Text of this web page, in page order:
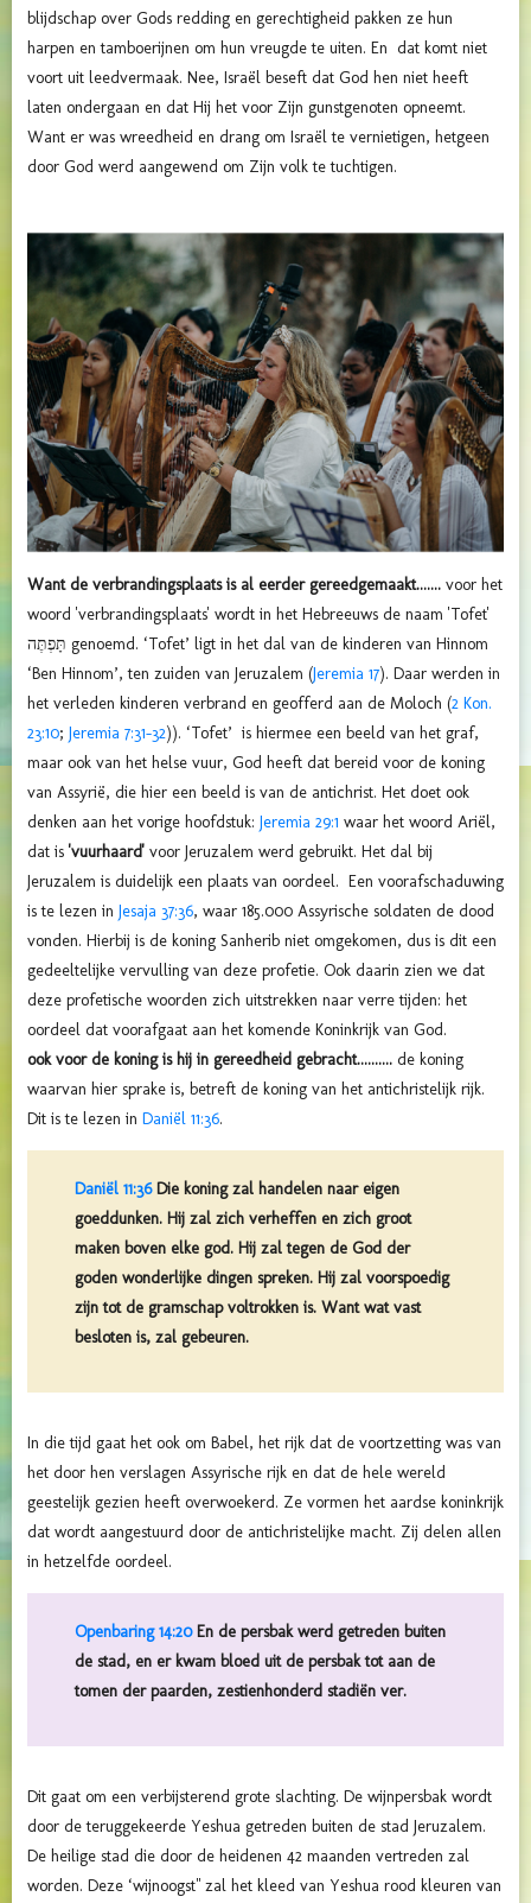
blijdschap over Gods redding en gerechtigheid pakken ze hun
harpen en tamboerijnen om hun vreugde te uiten. En dat komt niet
voort uit leedvermaak. Nee, Israël beseft dat God hen niet heeft
laten ondergaan en dat Hij het voor Zijn gunstgenoten opneemt.
Want er was wreedheid en drang om Israël te vernietigen, hetgeen
door God werd aangewend om Zijn volk te tuchtigen.
Want de verbrandingsplaats is al eerder gereedgemaakt....... voor het
woord 'verbrandingsplaats' wordt in het Hebreeuws de naam 'Tofet'
genoemd. ‘Tofet’ ligt in het dal van de kinderen van Hinnom
‘Ben Hinnom’, ten zuiden van Jeruzalem (Jeremia 17). Daar werden in
het verleden kinderen verbrand en geofferd aan de Moloch (2 Kon.
23:10; Jeremia 7:31-32)). ‘Tofet’ is hiermee een beeld van het graf,
maar ook van het helse vuur, God heeft dat bereid voor de koning
van Assyrië, die hier een beeld is van de antichrist. Het doet ook
denken aan het vorige hoofdstuk: Jeremia 29:1 waar het woord Ariël,
dat is 'vuurhaard' voor Jeruzalem werd gebruikt. Het dal bij
Jeruzalem is duidelijk een plaats van oordeel. Een voorafschaduwing
is te lezen in Jesaja 37:36, waar 185.000 Assyrische soldaten de dood
vonden. Hierbij is de koning Sanherib niet omgekomen, dus is dit een
gedeeltelijke vervulling van deze profetie. Ook daarin zien we dat
deze profetische woorden zich uitstrekken naar verre tijden: het
oordeel dat voorafgaat aan het komende Koninkrijk van God.
ook voor de koning is hij in gereedheid gebracht.......... de koning
waarvan hier sprake is, betreft de koning van het antichristelijk rijk.
Dit is te lezen in Daniël 11:36.
Daniël 11:36Die koning zal handelen naar eigen
goeddunken. Hij zal zich verheffen en zich groot
maken boven elke god. Hij zal tegen de God der
goden wonderlijke dingen spreken. Hij zal voorspoedig
zijn tot de gramschap voltrokken is. Want wat vast
besloten is, zal gebeuren.
In die tijd gaat het ook om Babel, het rijk dat de voortzetting was van
het door hen verslagen Assyrische rijk en dat de hele wereld
geestelijk gezien heeft overwoekerd. Ze vormen het aardse koninkrijk
dat wordt aangestuurd door de antichristelijke macht. Zij delen allen
in hetzelfde oordeel.
Openbaring 14:20En de persbak werd getreden buiten
de stad, en er kwam bloed uit de persbak tot aan de
tomen der paarden, zestienhonderd stadiën ver.
Dit gaat om een verbijsterend grote slachting. De wijnpersbak wordt
door de teruggekeerde Yeshua getreden buiten de stad Jeruzalem.
De heilige stad die door de heidenen 42 maanden vertreden zal
worden. Deze ‘wijnoogst" zal het kleed van Yeshua rood kleuren van